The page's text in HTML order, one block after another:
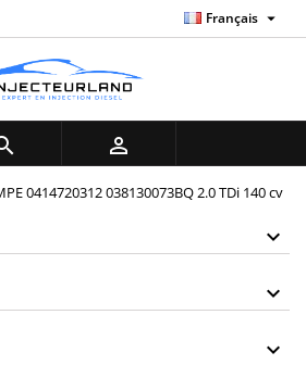
Français 

0414720312 038130073BQ 2.0 TDi 140 cv
×
add_circle_outline
×
×
pour ajouter des produits à
((cancelText)) ((loginText))